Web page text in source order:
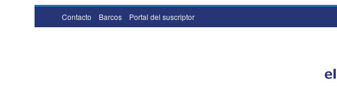
Contacto Barcos Portal del suscriptor